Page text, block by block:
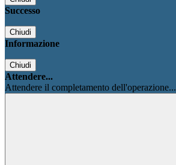
Successo
Chiudi
Informazione
Chiudi
Attendere...
Attendere il completamento dell'operazione...